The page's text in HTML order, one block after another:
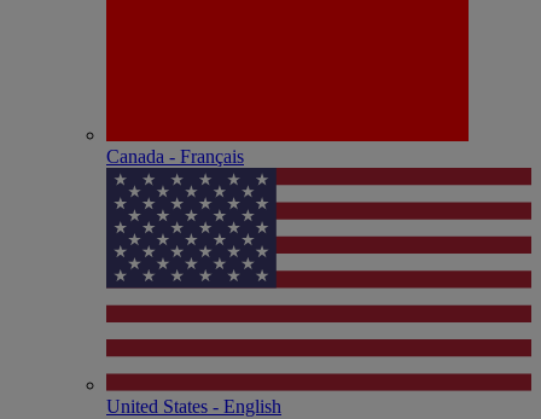
Canada - Français
United States - English